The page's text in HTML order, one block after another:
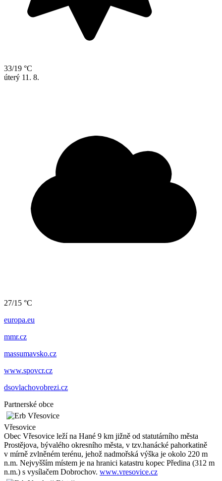
33/19 °C
úterý 11. 8.
27/15 °C
europa.eu
mmr.cz
massumavsko.cz
www.spovcr.cz
dsovlachovobrezi.cz
Partnerské obce
Vřesovice
Obec Vřesovice leží na Hané 9 km jižně od statutárního města
Prostějova, bývalého okresního města, v tzv.hanácké pahorkatině
v mírně zvlněném terénu, jehož nadmořská výška je okolo 220 m
n.m. Nejvyšším místem je na hranici katastru kopec Předina (312 m
n.m.) s vysílačem Dobrochov. www.vresovice.cz